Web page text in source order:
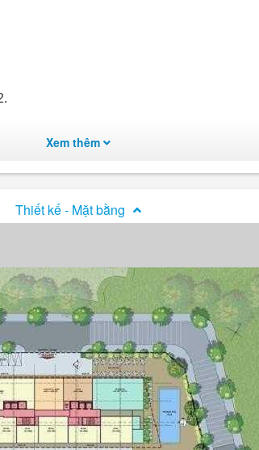
hiện đại và các tiện ích hoàn hảo nhất
có diện tích hơn 2 ha, đây sẽ là không
truyền hình cáp, dịch vụ viễn thông
cầu tập luyện cho người dân sống trong
Xem thêm
Thiết kế - Mặt bằng